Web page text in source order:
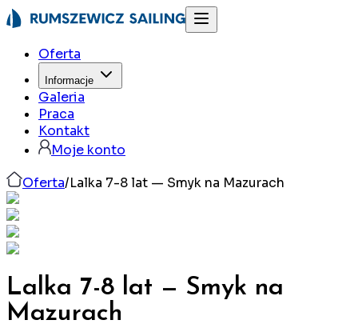
Oferta
Informacje
Galeria
Praca
Kontakt
Moje konto
Oferta/Lalka 7-8 lat — Smyk na Mazurach
Lalka 7-8 lat — Smyk na
Mazurach